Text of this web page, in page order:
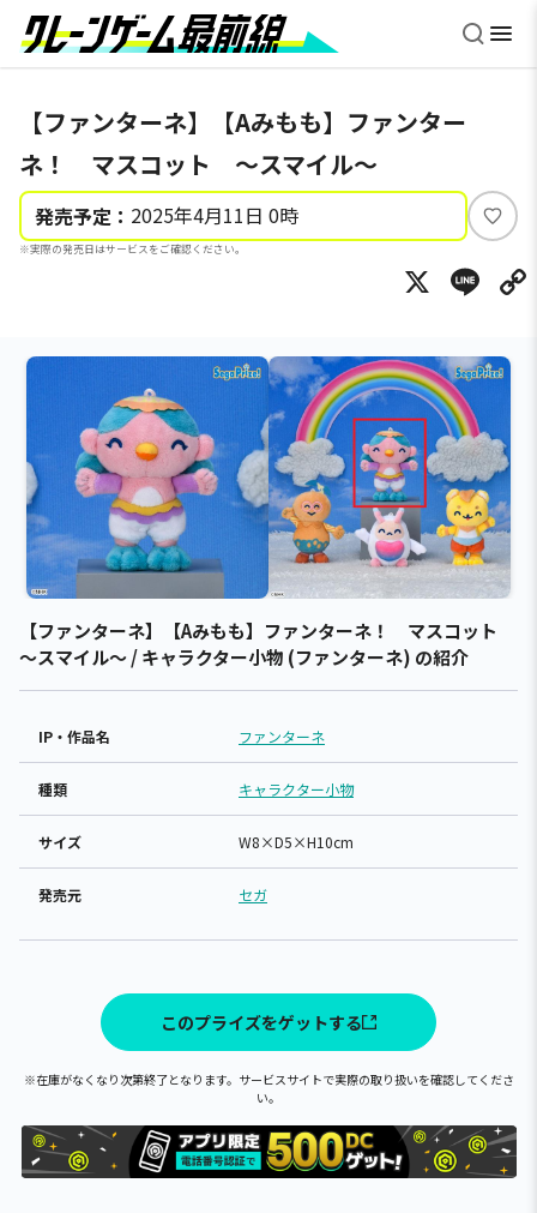
【ファンターネ】【Aみもも】ファンター
ネ！ マスコット ～スマイル～
発売予定： 2025年4月11日 0時
※実際の発売日はサービスをご確認ください。
い
ね
X
【ファンターネ】【Aみもも】ファンターネ！ マスコット
～スマイル～ / キャラクター小物 (ファンターネ) の紹介
IP・作品名 ファンターネ
種類 キャラクター小物
サイズ W8×D5×H10cm
発売元 セガ
このプライズをゲットする
※在庫がなくなり次第終了となります。サービスサイトで実際の取り扱いを確認してくださ
い。